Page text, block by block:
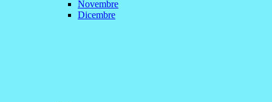
Novembre
Dicembre